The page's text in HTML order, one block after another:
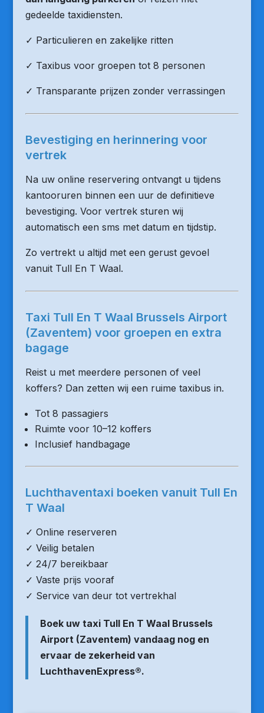
gedeelde taxidiensten.
✓ Particulieren en zakelijke ritten
✓ Taxibus voor groepen tot 8 personen
✓ Transparante prijzen zonder verrassingen
Bevestiging en herinnering voor
vertrek
Na uw online reservering ontvangt u tijdens
kantooruren binnen een uur de definitieve
bevestiging. Voor vertrek sturen wij
automatisch een sms met datum en tijdstip.
Zo vertrekt u altijd met een gerust gevoel
vanuit Tull En T Waal.
Taxi Tull En T Waal Brussels Airport
(Zaventem) voor groepen en extra
bagage
Reist u met meerdere personen of veel
koffers? Dan zetten wij een ruime taxibus in.
Tot 8 passagiers
Ruimte voor 10–12 koffers
Inclusief handbagage
Luchthaventaxi boeken vanuit Tull En
T Waal
✓ Online reserveren
✓ Veilig betalen
✓ 24/7 bereikbaar
✓ Vaste prijs vooraf
✓ Service van deur tot vertrekhal
Boek uw taxi Tull En T Waal Brussels
Airport (Zaventem) vandaag nog en
ervaar de zekerheid van
LuchthavenExpress®.